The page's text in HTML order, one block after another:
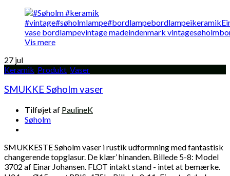
Vis mere
27 jul
Keramik Produkt Vaser
SMUKKE Søholm vaser
Tilføjet af PaulineK
Søholm
SMUKKESTE Søholm vaser i rustik udformning med fantastisk
changerende topglasur. De klær’ hinanden. Billede 5-8: Model
3702 af Einar Johansen. FLOT intakt stand - intet at bemærke.